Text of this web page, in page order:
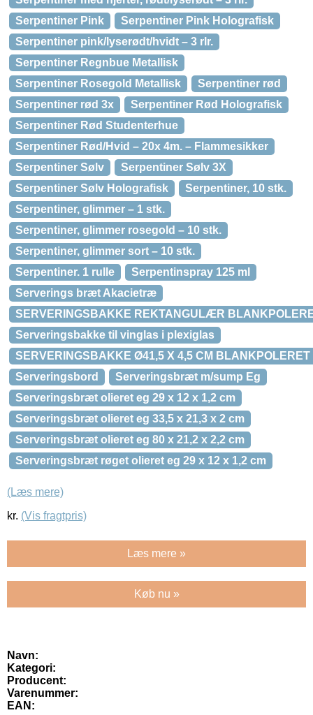
Serpentiner Pink
Serpentiner Pink Holografisk
Serpentiner pink/lyserødt/hvidt – 3 rlr.
Serpentiner Regnbue Metallisk
Serpentiner Rosegold Metallisk
Serpentiner rød
Serpentiner rød 3x
Serpentiner Rød Holografisk
Serpentiner Rød Studenterhue
Serpentiner Rød/Hvid – 20x 4m. – Flammesikker
Serpentiner Sølv
Serpentiner Sølv 3X
Serpentiner Sølv Holografisk
Serpentiner, 10 stk.
Serpentiner, glimmer – 1 stk.
Serpentiner, glimmer rosegold – 10 stk.
Serpentiner, glimmer sort – 10 stk.
Serpentiner. 1 rulle
Serpentinspray 125 ml
Serverings bræt Akacietræ
SERVERINGSBAKKE REKTANGULÆR
Serveringsbakke til vinglas i plexiglas
SERVERINGSBAKKE Ø41,5 X 4,5 CM
Serveringsbord
Serveringsbræt m/sump Eg
Serveringsbræt olieret eg 29 x 12 x 1,2 cm
Serveringsbræt olieret eg 33,5 x 21,3 x 2 cm
Serveringsbræt olieret eg 80 x 21,2 x 2,2 cm
Serveringsbræt røget olieret eg 29 x 12 x 1,2 cm
(Læs mere)
kr. (Vis fragtpris)
Læs mere »
Køb nu »
Navn:
Kategori:
Producent:
Varenummer:
EAN: